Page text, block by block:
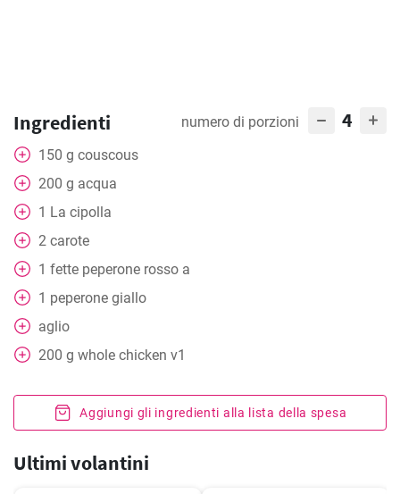
Ingredienti numero di porzioni 4
150 g couscous
200 g acqua
1 La cipolla
2 carote
1 fette peperone rosso a
1 peperone giallo
aglio
200 g whole chicken v1
Aggiungi gli ingredienti alla lista della spesa
Ultimi volantini